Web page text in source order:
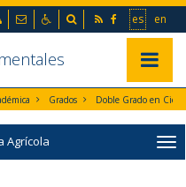
(alt + s)
esIr a la
en
RSS Facebook
frecuentes
Mapa webContactoAccesibilidad
Buscador
Grados
Agrícola